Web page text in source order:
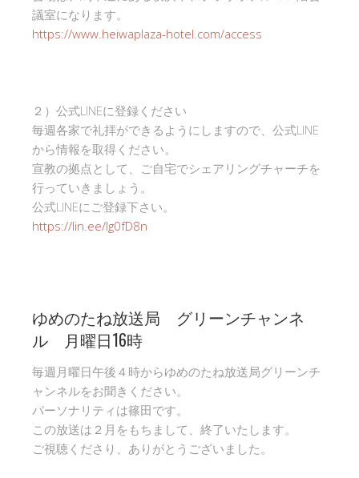
議室になります。
https://www.heiwaplaza-hotel.com/access
２）公式LINEに登録ください
毎週各家で礼拝ができるようにしますので、公式LINE
から情報を取得ください。
宣教の拠点として、ご自宅でシェアリングチャーチを
行っていきましょう。
公式LINEにご登録下さい。
https://lin.ee/Ig0fD8n
ゆめのたね放送局 グリーンチャンネ
ル 月曜日16時
毎週月曜日午後４時からゆめのたね放送局グリーンチ
ャンネルをお聞きください。
パーソナリティは篠田です。
この放送は２月をもちまして、終了いたします。
ご視聴くださり、ありがとうございました。